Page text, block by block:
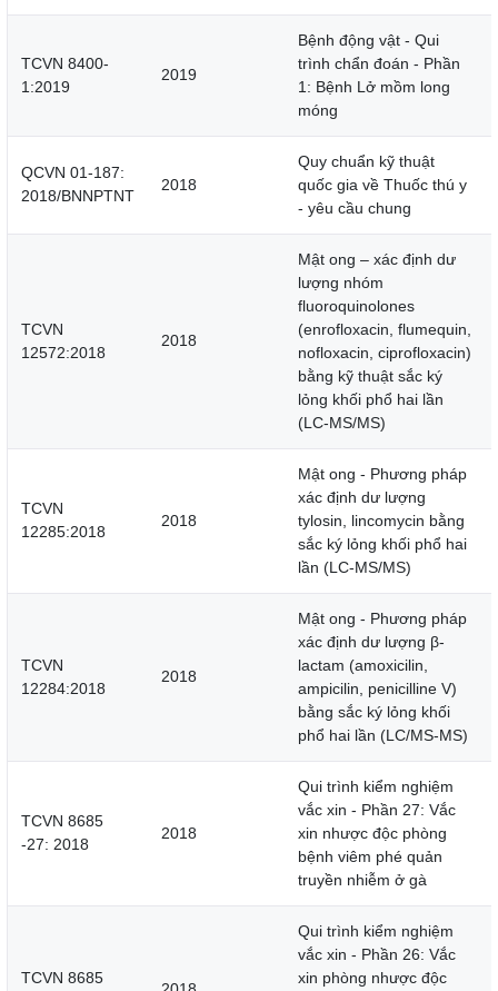
TCVN 8400-
1:2019
2019
Bệnh động vật - Qui
trình chẩn đoán - Phần
1: Bệnh Lở mồm long
móng
QCVN 01-187:
2018/BNNPTNT
2018
Quy chuẩn kỹ thuật
quốc gia về Thuốc thú y
- yêu cầu chung
TCVN
12572:2018
2018
Mật ong – xác định dư
lượng nhóm
fluoroquinolones
(enrofloxacin, flumequin,
nofloxacin, ciprofloxacin)
bằng kỹ thuật sắc ký
lỏng khối phổ hai lần
(LC-MS/MS)
TCVN
12285:2018
2018
Mật ong - Phương pháp
xác định dư lượng
tylosin, lincomycin bằng
sắc ký lỏng khối phổ hai
lần (LC-MS/MS)
TCVN
12284:2018
2018
Mật ong - Phương pháp
xác định dư lượng β-
lactam (amoxicilin,
ampicilin, penicilline V)
bằng sắc ký lỏng khối
phổ hai lần (LC/MS-MS)
TCVN 8685
-27: 2018
2018
Qui trình kiểm nghiệm
vắc xin - Phần 27: Vắc
xin nhược độc phòng
bệnh viêm phé quản
truyền nhiễm ở gà
TCVN 8685
Qui trình kiểm nghiệm
vắc xin - Phần 26: Vắc
xin phòng nhược độc